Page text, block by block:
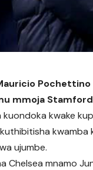
mmoja
kwake
kuthibitisha
ujumbe.
Chelsea mnamo